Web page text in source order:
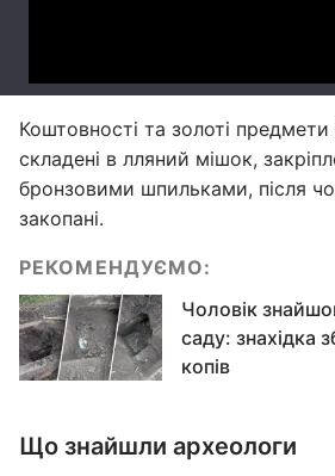
Коштовності та золоті
складені в лляний мішок,
бронзовими шпильками, після
закопані.
РЕКОМЕНДУЄМО:
Чоловік
саду: знахідка
копів
Що знайшли археологи